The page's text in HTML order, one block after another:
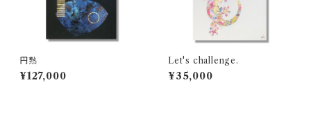
円熟
¥127,000
Let's challenge.
¥35,000